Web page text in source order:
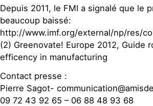
Depuis 2011, le FMI a signalé que le
beaucoup baissé:
http://www.imf.org/external/np/res/
(2) Greenovate! Europe 2012, Guide
efficency in manufacturing
Contact presse :
Pierre Sagot-
09 72 43 92 65 – 06 88 48 93 68